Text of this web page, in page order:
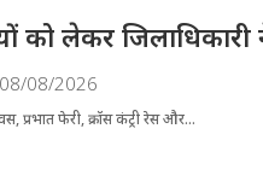
को लेकर
08/08/2026
प्रभात फेरी, क्रॉस कंट्री रेस और...